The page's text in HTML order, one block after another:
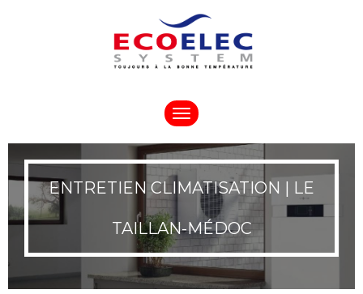
Toggle
navigation
ENTRETIEN CLIMATISATION | LE
TAILLAN-MÉDOC